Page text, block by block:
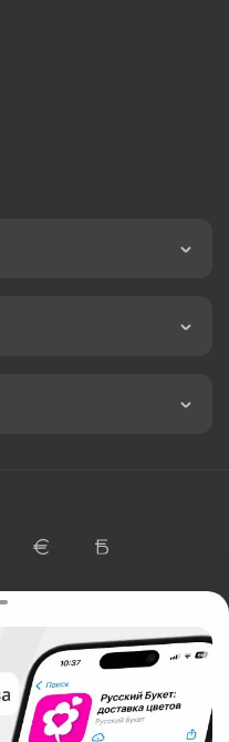
цветов в Москве
«Технология»
ул. Ипподромская,